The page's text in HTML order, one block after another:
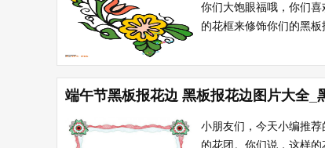
你们大饱眼福哦，你们
的花框来修饰你们的黑
端午节黑板报花边 黑板报花边图片大全
小朋友们，今天小编推
的花团。你们说，这样